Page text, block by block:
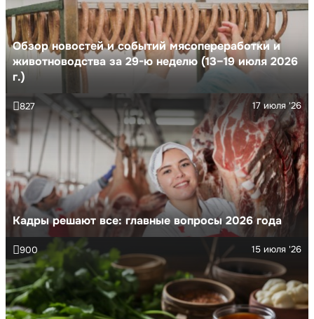
Обзор новостей и событий мясопереработки и
животноводства за 29-ю неделю (13–19 июля 2026
г.)
Кадры решают все: главные вопросы 2026 года
17 июля '26
827
15 июля '26
900